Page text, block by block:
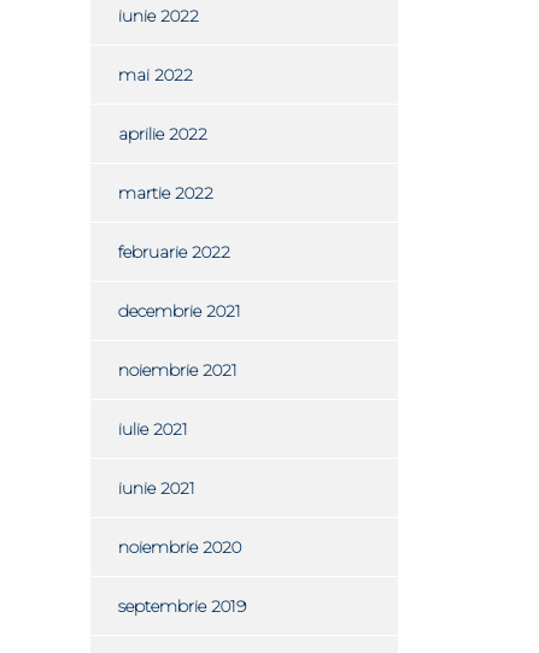
iunie 2022
mai 2022
aprilie 2022
martie 2022
februarie 2022
decembrie 2021
noiembrie 2021
iulie 2021
iunie 2021
noiembrie 2020
septembrie 2019